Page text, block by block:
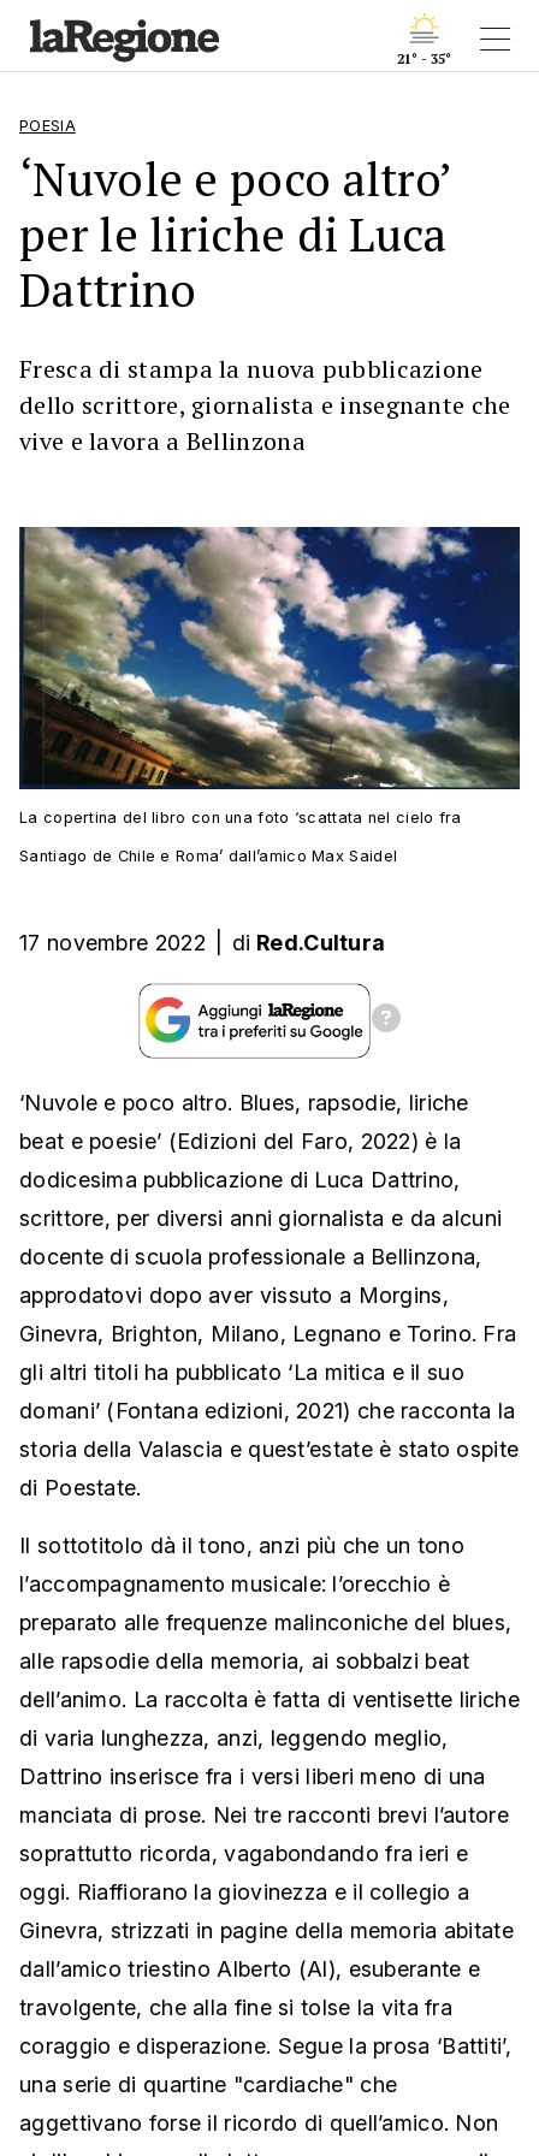
21° - 35°
POESIA
‘Nuvole e poco altro’
per le liriche di Luca
Dattrino
Fresca di stampa la nuova pubblicazione
dello scrittore, giornalista e insegnante che
vive e lavora a Bellinzona
La copertina del libro con una foto ‘scattata nel cielo fra
Santiago de Chile e Roma’ dall’amico Max Saidel
17 novembre 2022 di Red.Cultura
‘Nuvole e poco altro. Blues, rapsodie, liriche
beat e poesie’ (Edizioni del Faro, 2022) è la
dodicesima pubblicazione di Luca Dattrino,
scrittore, per diversi anni giornalista e da alcuni
docente di scuola professionale a Bellinzona,
approdatovi dopo aver vissuto a Morgins,
Ginevra, Brighton, Milano, Legnano e Torino. Fra
gli altri titoli ha pubblicato ‘La mitica e il suo
domani’ (Fontana edizioni, 2021) che racconta la
storia della Valascia e quest’estate è stato ospite
di Poestate.
Il sottotitolo dà il tono, anzi più che un tono
l’accompagnamento musicale: l’orecchio è
preparato alle frequenze malinconiche del blues,
alle rapsodie della memoria, ai sobbalzi beat
dell’animo. La raccolta è fatta di ventisette liriche
di varia lunghezza, anzi, leggendo meglio,
Dattrino inserisce fra i versi liberi meno di una
manciata di prose. Nei tre racconti brevi l’autore
soprattutto ricorda, vagabondando fra ieri e
oggi. Riaffiorano la giovinezza e il collegio a
Ginevra, strizzati in pagine della memoria abitate
dall’amico triestino Alberto (Al), esuberante e
travolgente, che alla fine si tolse la vita fra
coraggio e disperazione. Segue la prosa ‘Battiti’,
una serie di quartine "cardiache" che
aggettivano forse il ricordo di quell’amico. Non